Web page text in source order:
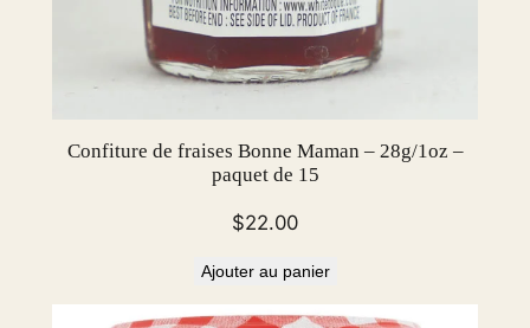
Confiture de fraises Bonne Maman – 28g/1oz –
paquet de 15
$22.00
Ajouter au panier